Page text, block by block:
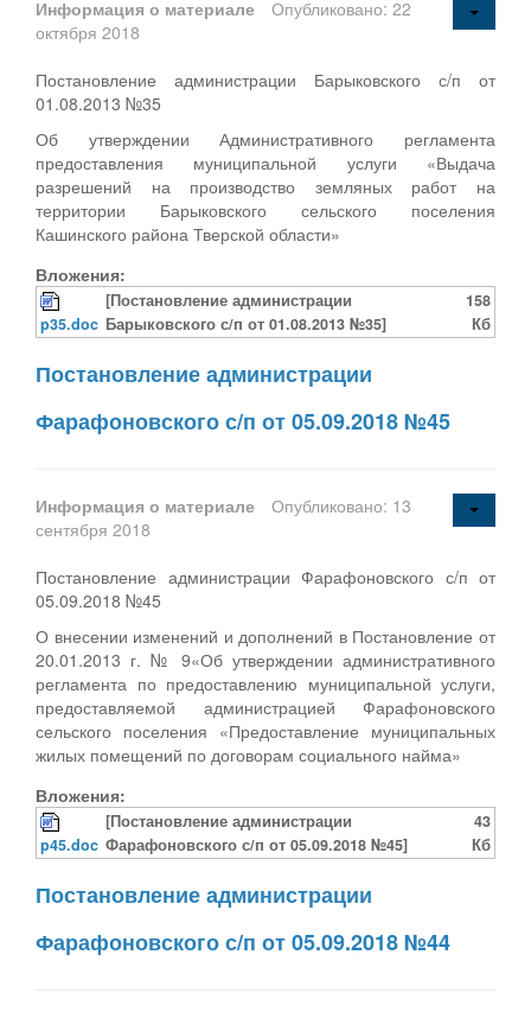
Информация о материале
Опубликовано: 22
октября 2018
Постановление администрации Барыковского с/п от
01.08.2013 №35
Об утверждении Административного регламента
предоставления муниципальной услуги «Выдача
разрешений на производство земляных работ на
территории Барыковского сельского поселения
Кашинского района Тверской области»
Вложения:
p35.doc
[Постановление администрации
Барыковского с/п от 01.08.2013 №35]
158
Кб
Постановление администрации
Фарафоновского с/п от 05.09.2018 №45
Информация о материале
Опубликовано: 13
сентября 2018
Постановление администрации Фарафоновского с/п от
05.09.2018 №45
О внесении изменений и дополнений в Постановление от
20.01.2013 г. № 9«Об утверждении административного
регламента по предоставлению муниципальной услуги,
предоставляемой администрацией Фарафоновского
сельского поселения «Предоставление муниципальных
жилых помещений по договорам социального найма»
Вложения:
p45.doc
[Постановление администрации
Фарафоновского с/п от 05.09.2018 №45]
43
Кб
Постановление администрации
Фарафоновского с/п от 05.09.2018 №44